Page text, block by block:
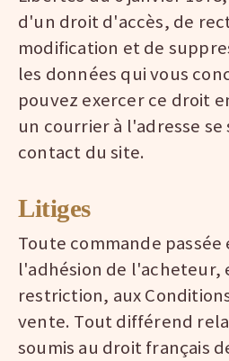
d'un droit d'accès, de
modification et de
les données qui vous
pouvez exercer ce droit
un courrier à l'adresse
contact du site.
Litiges
Toute commande
l'adhésion de l'acheteur,
restriction, aux
vente. Tout différend
soumis au droit français